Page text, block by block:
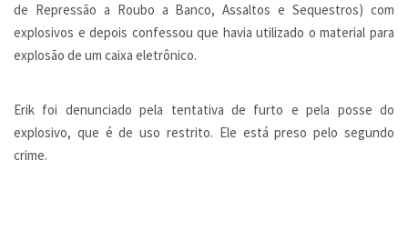
de Repressão a Roubo a Banco, Assaltos e Sequestros) com
explosivos e depois confessou que havia utilizado o material para
explosão de um caixa eletrônico.
Erik foi denunciado pela tentativa de furto e pela posse do
explosivo, que é de uso restrito. Ele está preso pelo segundo
crime.